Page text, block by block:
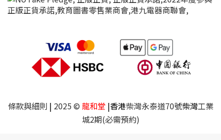
條款與細則 | 2025 © 龍和堂 |香港柴灣永泰道70號柴灣工業
城2期(必需預約)